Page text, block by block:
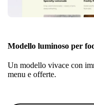
Modello luminoso per
Un modello vivace con
menu e offerte.